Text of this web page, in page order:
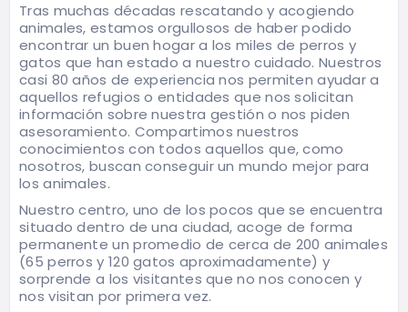
Tras muchas décadas rescatando y acogiendo
animales, estamos orgullosos de haber podido
encontrar un buen hogar a los miles de perros y
gatos que han estado a nuestro cuidado. Nuestros
casi 80 años de experiencia nos permiten ayudar a
aquellos refugios o entidades que nos solicitan
información sobre nuestra gestión o nos piden
asesoramiento. Compartimos nuestros
conocimientos con todos aquellos que, como
nosotros, buscan conseguir un mundo mejor para
los animales.
Nuestro centro, uno de los pocos que se encuentra
situado dentro de una ciudad, acoge de forma
permanente un promedio de cerca de 200 animales
(65 perros y 120 gatos aproximadamente) y
sorprende a los visitantes que no nos conocen y
nos visitan por primera vez.